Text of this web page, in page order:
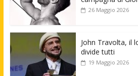
26 Maggio 2026
John Travolta, il
divide tutti
19 Maggio 2026